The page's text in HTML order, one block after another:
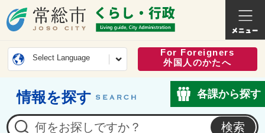
常総市公式ホームページ
くらし
Select Language
For Foreigners
外国人のかたへ
情報を探す 各課から探す